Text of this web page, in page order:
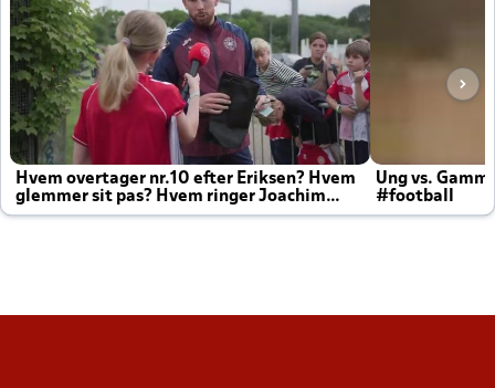
Hvem overtager nr.10 efter Eriksen? Hvem
glemmer sit pas? Hvem ringer Joachim
altid til efter kampe?
Ung vs.
#football